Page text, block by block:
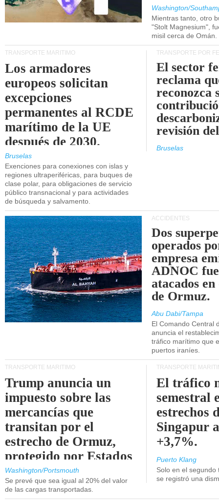
Washington/
Mientras tanto, otro
"Stolt Magnesium",
misil cerca de Omán.
TRANSPORTE MARÍTIMO
Los armadores
europeos solicitan
excepciones
permanentes al RCDE
marítimo de la UE
después de 2030.
Bruselas
Exenciones para conexiones con islas y
regiones ultraperiféricas, para buques de
clase polar, para obligaciones de servicio
público transnacional y para actividades
de búsqueda y salvamento.
TRANSPORTE POR
El sector
reclama
reconozca
revisión
Bruselas
ACCIDENTES
Dos
operados
empresa
ADNOC
atacados
de Ormuz.
Abu Dabi/Tampa
El Comando Central
anuncia el
tráfico marítimo que
puertos iraníes.
TRANSPORTE MARÍTIMO
Trump anuncia un
impuesto sobre las
mercancías que
transitan por el
estrecho de Ormuz,
protegido por Estados
Unidos.
Washington/Portsmouth
Se prevé que sea igual al 20% del valor
de las cargas transportadas.
TRANSPORTE
El tráfico
semestral
estrechos
Singapur
+3,7%.
Puerto Klang
Solo en el
se registró una